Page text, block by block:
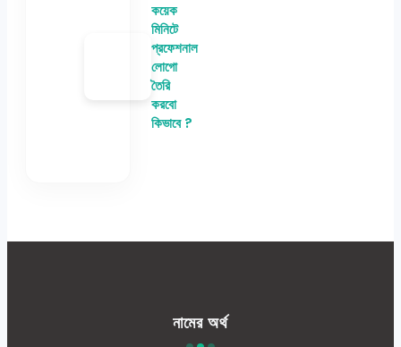
কয়েক
মিনিটে
প্রফেশনাল
লোগো
তৈরি
করবো
কিভাবে ?
নামের অর্থ